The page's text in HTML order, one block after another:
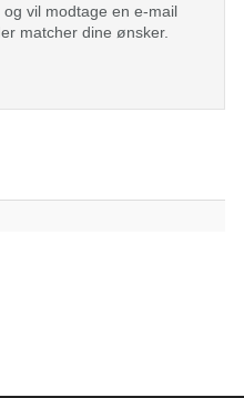
vil modtage en e-mail
matcher dine ønsker.